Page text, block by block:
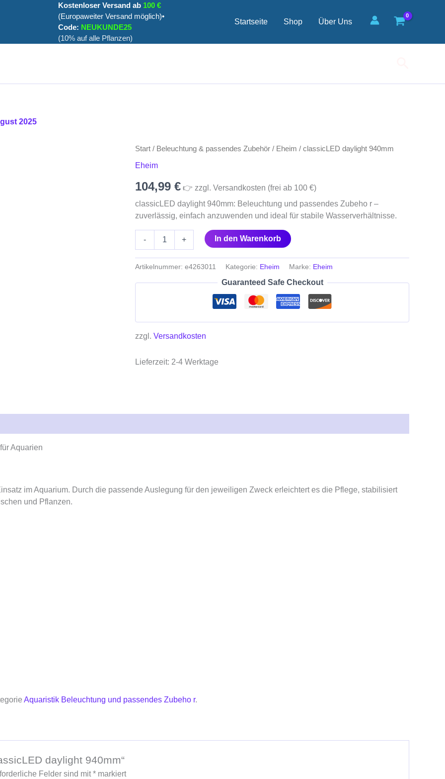
Kostenloser Versand ab 100 €
(Europaweiter Versand möglich)•
Code: NEUKUNDE25
(10% auf alle Pflanzen)
Startseite Shop Über Uns
2025
Start / Beleuchtung & passendes Zubehör / Eheim / classicLED daylight 940mm
Eheim
104,99 € 👉 zzgl. Versandkosten (frei ab 100 €)
classicLED daylight 940mm: Beleuchtung und passendes Zubeho r –
zuverlässig, einfach anzuwenden und ideal für stabile Wasserverhältnisse.
-
classicLED
940mm
+ In den Warenkorb
Artikelnummer: e4263011 Kategorie: Eheim Marke: Eheim
Guaranteed Safe Checkout
zzgl. Versandkosten
Lieferzeit: 2-4 Werktage
Aquarien
im Aquarium. Durch die passende Auslegung für den jeweiligen Zweck erleichtert es die Pflege, stabilisiert
und Pflanzen.
Aquaristik Beleuchtung und passendes Zubeho r.
daylight 940mm“
Felder sind mit*markiert